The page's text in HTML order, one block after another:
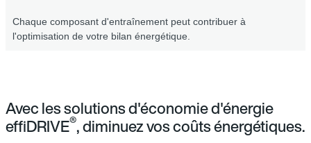
Chaque composant d'entraînement peut contribuer à
l'optimisation de votre bilan énergétique.
Avec les solutions d'économie d'énergie
effiDRIVE®, diminuez vos coûts énergétiques.